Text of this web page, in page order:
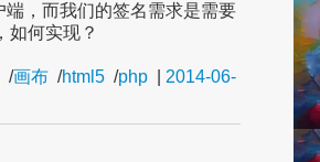
，而我们的签名需求是需要
如何实现？
/画布 /html5 /php 2014-06-